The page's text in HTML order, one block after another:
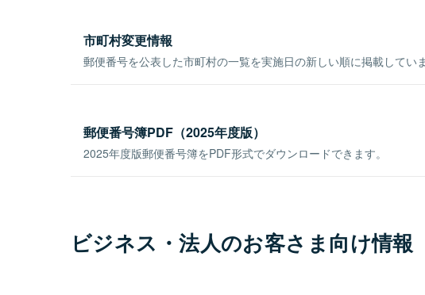
市町村変更情報
郵便番号を公表した市町村の一覧を実施日の新しい順に掲載していま
郵便番号簿PDF（2025年度版）
2025年度版郵便番号簿をPDF形式でダウンロードできます。
ビジネス・法人のお客さま向け情報